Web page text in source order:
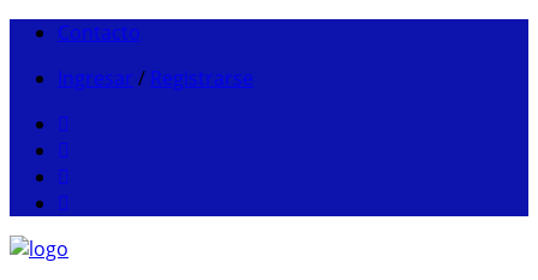
Contacto
Ingresar / Registrarse